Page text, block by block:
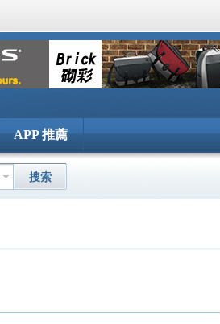
APP 推薦
搜索